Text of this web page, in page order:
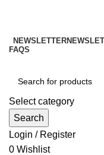
NEWSLETTER
FAQS
Select category
Search
Login / Register
0 Wishlist